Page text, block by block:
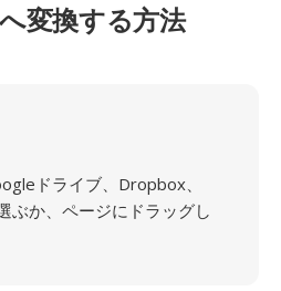
変換する方法
ドライブ、Dropbox、
ぶか、ページにドラッグし